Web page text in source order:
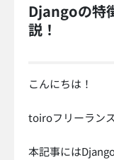
Djangoの特
説！
こんにちは！
toiroフリーラン
本記事には